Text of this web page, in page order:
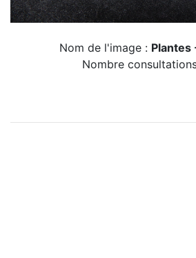
Nom de l'image : Plantes
Nombre